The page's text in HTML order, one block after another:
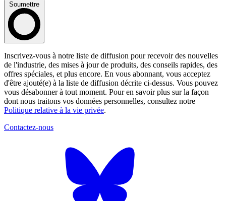
Soumettre
Inscrivez-vous à notre liste de diffusion pour recevoir des nouvelles
de l'industrie, des mises à jour de produits, des conseils rapides, des
offres spéciales, et plus encore. En vous abonnant, vous acceptez
d'être ajouté(e) à la liste de diffusion décrite ci-dessus. Vous pouvez
vous désabonner à tout moment. Pour en savoir plus sur la façon
dont nous traitons vos données personnelles, consultez notre
Politique relative à la vie privée.
Contactez-nous